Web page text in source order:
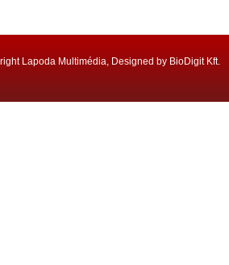
Lapoda Multimédia, Designed by BioDigit Kft.